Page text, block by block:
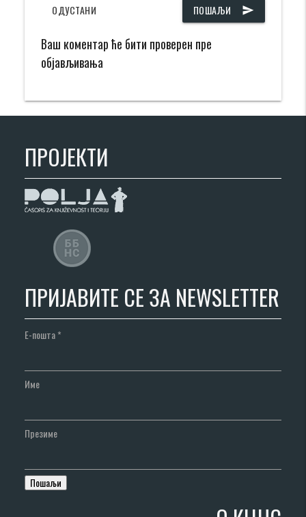
ПОШАЉИ send
ОДУСТАНИ
Ваш коментар ће бити проверен пре
објављивања
ПРОЈЕКТИ
ПРИЈАВИТЕ СЕ ЗА NEWSLETTER
Е-пошта*
Име
Презиме